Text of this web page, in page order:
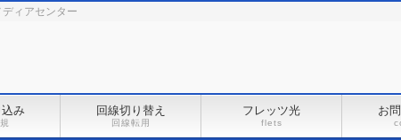
ィアセンター
み 回線切り替え
回線転用
フレッツ光
flets
お